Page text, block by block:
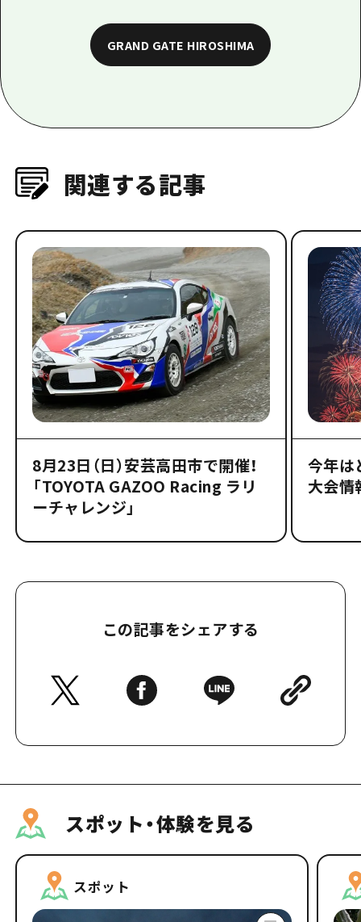
GRAND GATE HIROSHIMA
関連する記事
8月23日（日）安芸高田市で開催！
「TOYOTA GAZOO Racing ラリ
ーチャレンジ」
今年は
大会情
この記事をシェアする
スポット・体験を見る
スポット